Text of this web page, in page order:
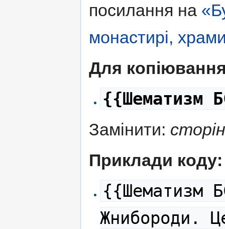
посилання на
монастирі,
Для
{{Шематизм
Замінити:
Приклади коду:
{{Шематизм
Жнибороди.